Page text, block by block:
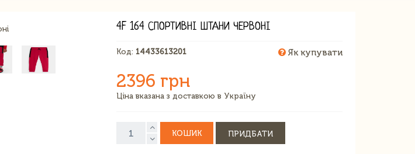
4F 164 СПОРТИВНІ ШТАНИ ЧЕРВОНІ
Код: 14433613201 Як купувати
2396 грн
Ціна вказана з доставкою в Україну
КОШИК ПРИДБАТИ